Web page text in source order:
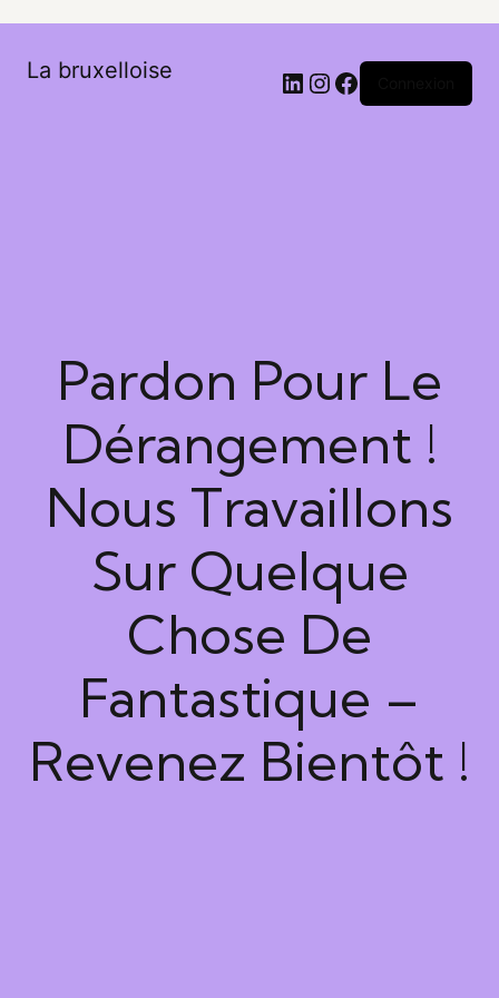
La bruxelloise
Pardon Pour Le
Dérangement !
Nous Travaillons
Sur Quelque
Chose De
Fantastique –
Revenez Bientôt !